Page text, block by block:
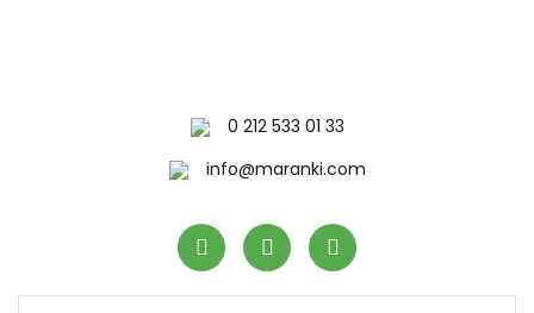
0 212 533 01 33
info@maranki.com